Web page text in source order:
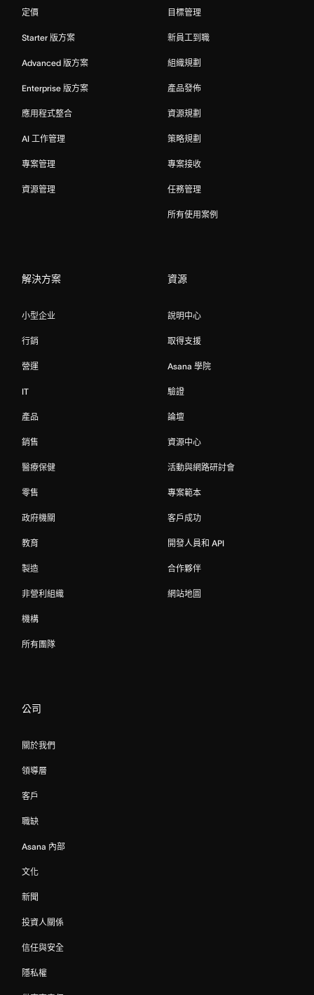
定價
Starter 版方案
Advanced 版方案
Enterprise 版方案
應用程式整合
AI 工作管理
專案管理
資源管理
目標管理
新員工到職
組織規劃
產品發佈
資源規劃
策略規劃
專案接收
任務管理
所有使用案例
解決方案
小型企业
行銷
營運
IT
產品
銷售
醫療保健
零售
政府機關
教育
製造
非營利組織
機構
所有團隊
資源
說明中心
取得支援
Asana 學院
驗證
論壇
資源中心
活動與網路研討會
專案範本
客戶成功
開發人員和 API
合作夥伴
網站地圖
公司
關於我們
領導層
客戶
職缺
Asana 內部
文化
新聞
投資人關係
信任與安全
隱私權